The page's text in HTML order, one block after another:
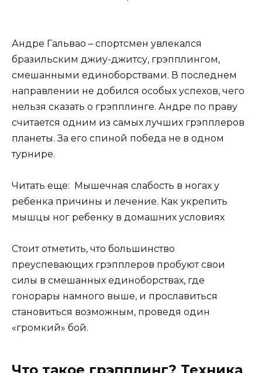
Андре Гальвао – спортсмен увлекался
бразильским джиу-джитсу, грэпплингом,
смешанными единоборствами. В последнем
направлении не добился особых успехов, чего
нельзя сказать о грэпплинге. Андре по праву
считается одним из самых лучших грэпплеров
планеты. За его спиной победа не в одном
турнире.
Читать еще: Мышечная слабость в ногах у
ребенка причины и лечение. Как укрепить
мышцы ног ребенку в домашних условиях
Стоит отметить, что большинство
преуспевающих грэпплеров пробуют свои
силы в смешанных единоборствах, где
гонорары намного выше, и прославиться
становиться возможным, проведя один
«громкий» бой.